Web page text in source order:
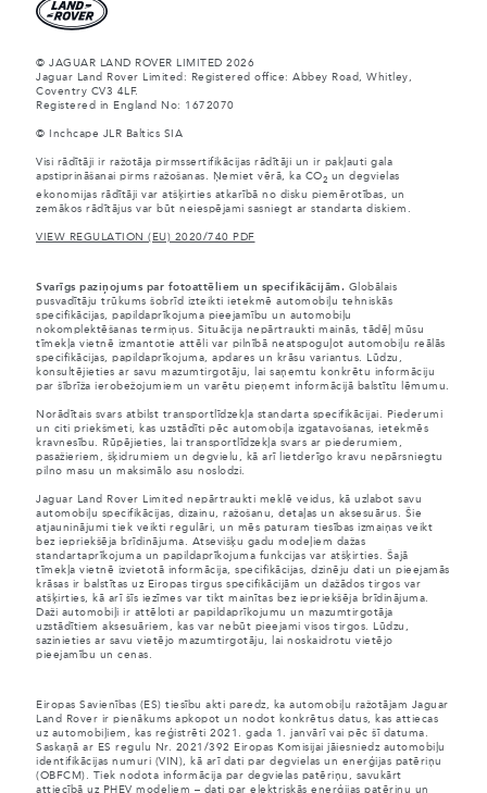
© JAGUAR LAND ROVER LIMITED 2026
Jaguar Land Rover Limited: Registered office: Abbey Road, Whitley,
Coventry CV3 4LF.
Registered in England No: 1672070
© Inchcape JLR Baltics SIA
Visi rādītāji ir ražotāja pirmssertifikācijas rādītāji un ir pakļauti gala
apstiprināšanai pirms ražošanas. Ņemiet vērā, ka CO2 un degvielas
ekonomijas rādītāji var atšķirties atkarībā no disku piemērotības, un
zemākos rādītājus var būt neiespējami sasniegt ar standarta diskiem.
VIEW REGULATION (EU) 2020/740 PDF
Svarīgs paziņojums par fotoattēliem un specifikācijām. Globālais
pusvadītāju trūkums šobrīd izteikti ietekmē automobiļu tehniskās
specifikācijas, papildaprīkojuma pieejamību un automobiļu
nokomplektēšanas termiņus. Situācija nepārtraukti mainās, tādēļ mūsu
tīmekļa vietnē izmantotie attēli var pilnībā neatspoguļot automobiļu reālās
specifikācijas, papildaprīkojuma, apdares un krāsu variantus. Lūdzu,
konsultējieties ar savu mazumtirgotāju, lai saņemtu konkrētu informāciju
par šībrīža ierobežojumiem un varētu pieņemt informācijā balstītu lēmumu.
Norādītais svars atbilst transportlīdzekļa standarta specifikācijai. Piederumi
un citi priekšmeti, kas uzstādīti pēc automobiļa izgatavošanas, ietekmēs
kravnesību. Rūpējieties, lai transportlīdzekļa svars ar piederumiem,
pasažieriem, šķidrumiem un degvielu, kā arī lietderīgo kravu nepārsniegtu
pilno masu un maksimālo asu noslodzi.
Jaguar Land Rover Limited nepārtraukti meklē veidus, kā uzlabot savu
automobiļu specifikācijas, dizainu, ražošanu, detaļas un aksesuārus. Šie
atjauninājumi tiek veikti regulāri, un mēs paturam tiesības izmaiņas veikt
bez iepriekšēja brīdinājuma. Atsevišķu gadu modeļiem dažas
standartaprīkojuma un papildaprīkojuma funkcijas var atšķirties. Šajā
tīmekļa vietnē izvietotā informācija, specifikācijas, dzinēju dati un pieejamās
krāsas ir balstītas uz Eiropas tirgus specifikācijām un dažādos tirgos var
atšķirties, kā arī šīs iezīmes var tikt mainītas bez iepriekšēja brīdinājuma.
Daži automobiļi ir attēloti ar papildaprīkojumu un mazumtirgotāja
uzstādītiem aksesuāriem, kas var nebūt pieejami visos tirgos. Lūdzu,
sazinieties ar savu vietējo mazumtirgotāju, lai noskaidrotu vietējo
pieejamību un cenas.
Eiropas Savienības (ES) tiesību akti paredz, ka automobiļu ražotājam Jaguar
Land Rover ir pienākums apkopot un nodot konkrētus datus, kas attiecas
uz automobiļiem, kas reģistrēti 2021. gada 1. janvārī vai pēc šī datuma.
Saskaņā ar ES regulu Nr. 2021/392 Eiropas Komisijai jāiesniedz automobiļu
identifikācijas numuri (VIN), kā arī dati par degvielas un enerģijas patēriņu
(OBFCM). Tiek nodota informācija par degvielas patēriņu, savukārt
attiecībā uz PHEV modeļiem – dati par elektriskās enerģijas patēriņu un